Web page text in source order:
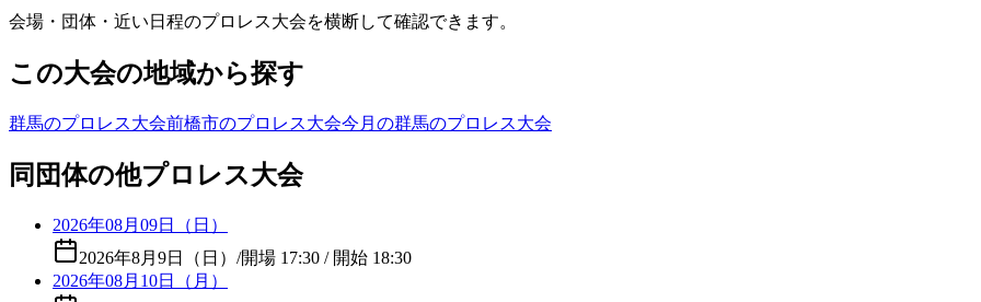
会場・団体・近い日程のプロレス大会を横断して確認できます。
この大会の地域から探す
群馬のプロレス大会前橋市のプロレス大会今月の群馬のプロレス大会
同団体の他プロレス大会
2026年08月09日（日）
2026年8月9日（日） /開場 17:30 / 開始 18:30
2026年08月10日（月）